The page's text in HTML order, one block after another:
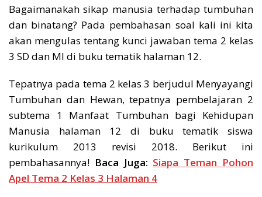
Bagaimanakah sikap manusia terhadap tumbuhan
dan binatang? Pada pembahasan soal kali ini kita
akan mengulas tentang kunci jawaban tema 2 kelas
3 SD dan MI di buku tematik halaman 12.
Tepatnya pada tema 2 kelas 3 berjudul Menyayangi
Tumbuhan dan Hewan, tepatnya pembelajaran 2
subtema 1 Manfaat Tumbuhan bagi Kehidupan
Manusia halaman 12 di buku tematik siswa
kurikulum 2013 revisi 2018. Berikut ini
pembahasannya! Baca Juga: Siapa Teman Pohon
Apel Tema 2 Kelas 3 Halaman 4